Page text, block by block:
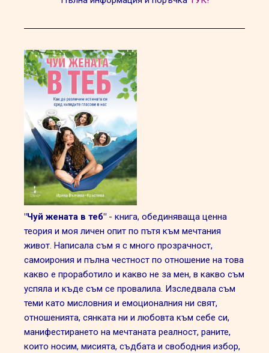
"Чуй жената в теб" - книга, обединяваща ценна
теория и моя личен опит по пътя към мечтания
живот. Написала съм я с много прозрачност,
самоирония и пълна честност по отношение на това
какво е проработило и какво не за мен, в какво съм
успяла и къде съм се провалила. Изследвала съм
теми като мисловния и емоционалния ни свят,
отношенията, сянката ни и любовта към себе си,
манифестирането на мечтаната реалност, раните,
които носим, мисията, съдбата и свободния избор,